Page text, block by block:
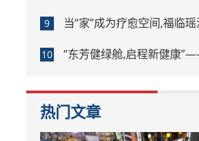
9 当“家”成为疗愈空间,福临
进日常生活
10 “东芳健绿舱,启程新健康
热门文章